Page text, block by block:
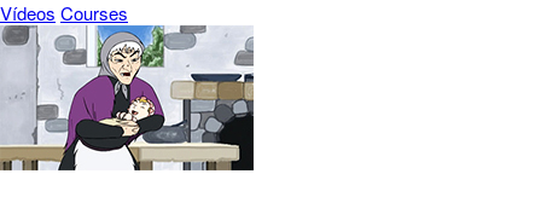
Vídeos Courses